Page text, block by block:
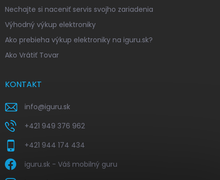
Nechajte si naceniť servis svojho zariadenia
Výhodný výkup elektroniky
Ako prebieha výkup elektroniky na iguru.sk?
Ako Vrátiť Tovar
KONTAKT
info@iguru.sk
+421 949 376 962
+421 944 174 434
iguru.sk - Váš mobilný guru